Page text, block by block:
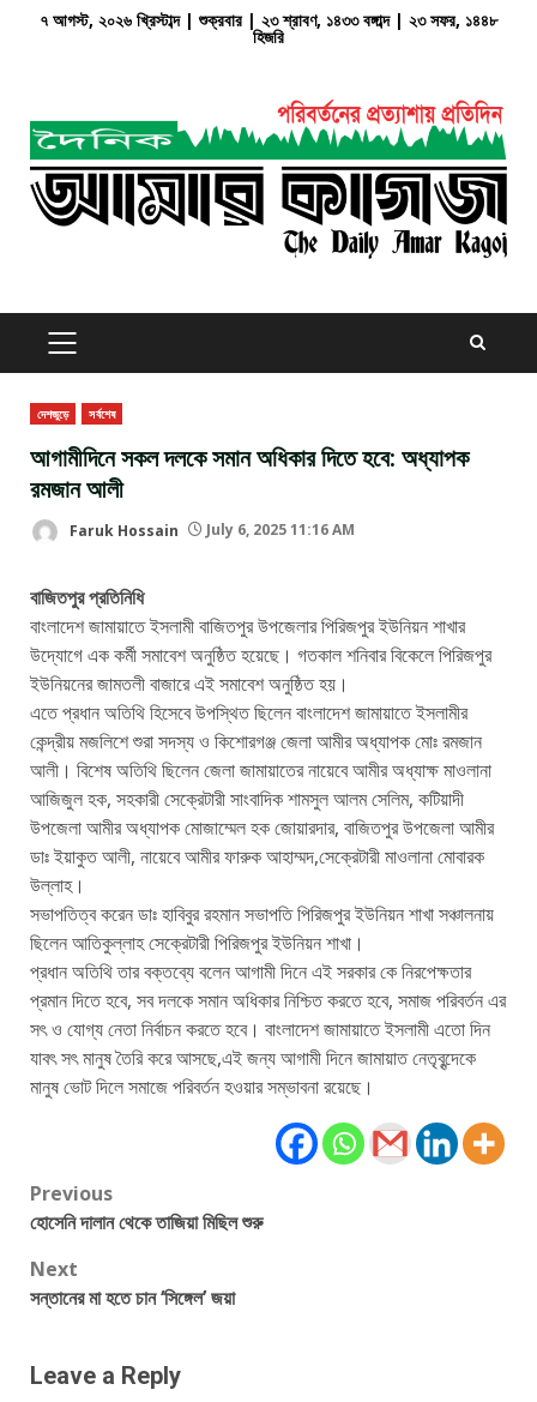
৭ আগস্ট, ২০২৬ খ্রিস্টাব্দ | শুক্রবার | ২৩ শ্রাবণ, ১৪৩৩ বঙ্গাব্দ | ২৩ সফর, ১৪৪৮
হিজরি
PRIMARY
MENU
দেশজুড়ে সর্বশেষ
আগামীদিনে সকল দলকে সমান অধিকার দিতে হবে: অধ্যাপক
রমজান আলী
Faruk Hossain July 6, 2025 11:16 AM
বাজিতপুর প্রতিনিধি
বাংলাদেশ জামায়াতে ইসলামী বাজিতপুর উপজেলার পিরিজপুর ইউনিয়ন শাখার
উদ্যোগে এক কর্মী সমাবেশ অনুষ্ঠিত হয়েছে। গতকাল শনিবার বিকেলে পিরিজপুর
ইউনিয়নের জামতলী বাজারে এই সমাবেশ অনুষ্ঠিত হয়।
এতে প্রধান অতিথি হিসেবে উপস্থিত ছিলেন বাংলাদেশ জামায়াতে ইসলামীর
কেন্দ্রীয় মজলিশে শুরা সদস্য ও কিশোরগঞ্জ জেলা আমীর অধ্যাপক মোঃ রমজান
আলী। বিশেষ অতিথি ছিলেন জেলা জামায়াতের নায়েবে আমীর অধ্যাক্ষ মাওলানা
আজিজুল হক, সহকারী সেক্রেটারী সাংবাদিক শামসুল আলম সেলিম, কটিয়াদী
উপজেলা আমীর অধ্যাপক মোজাম্মেল হক জোয়ারদার, বাজিতপুর উপজেলা আমীর
ডাঃ ইয়াকুত আলী, নায়েবে আমীর ফারুক আহাম্মদ,সেক্রেটারী মাওলানা মোবারক
উল্লাহ।
সভাপতিত্ব করেন ডাঃ হাবিবুর রহমান সভাপতি পিরিজপুর ইউনিয়ন শাখা সঞ্চালনায়
ছিলেন আতিকুল্লাহ সেক্রেটারী পিরিজপুর ইউনিয়ন শাখা।
প্রধান অতিথি তার বক্তব্যে বলেন আগামী দিনে এই সরকার কে নিরপেক্ষতার
প্রমান দিতে হবে, সব দলকে সমান অধিকার নিশ্চিত করতে হবে, সমাজ পরিবর্তন এর
সৎ ও যোগ্য নেতা নির্বাচন করতে হবে। বাংলাদেশ জামায়াতে ইসলামী এতো দিন
যাবৎ সৎ মানুষ তৈরি করে আসছে,এই জন্য আগামী দিনে জামায়াত নেতৃবৃন্দেকে
মানুষ ভোট দিলে সমাজে পরিবর্তন হওয়ার সম্ভাবনা রয়েছে।
Post
Previous
হোসেনি দালান থেকে তাজিয়া মিছিল শুরু
Next
সন্তানের মা হতে চান ‘সিঙ্গেল’ জয়া
Leave a Reply